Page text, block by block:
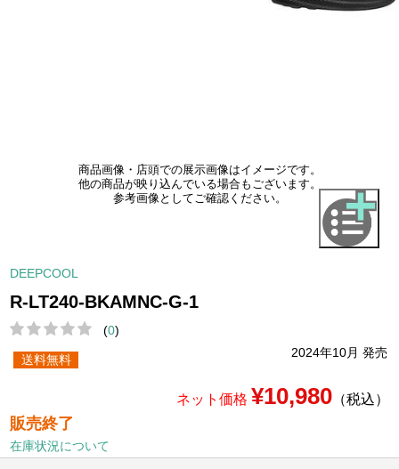
商品画像・店頭での展示画像はイメージです。
他の商品が映り込んでいる場合もございます。
参考画像としてご確認ください。
DEEPCOOL
R-LT240-BKAMNC-G-1
(0)
2024年10月 発売
送料無料
ネット価格 ¥10,980（税込）
販売終了
在庫状況について